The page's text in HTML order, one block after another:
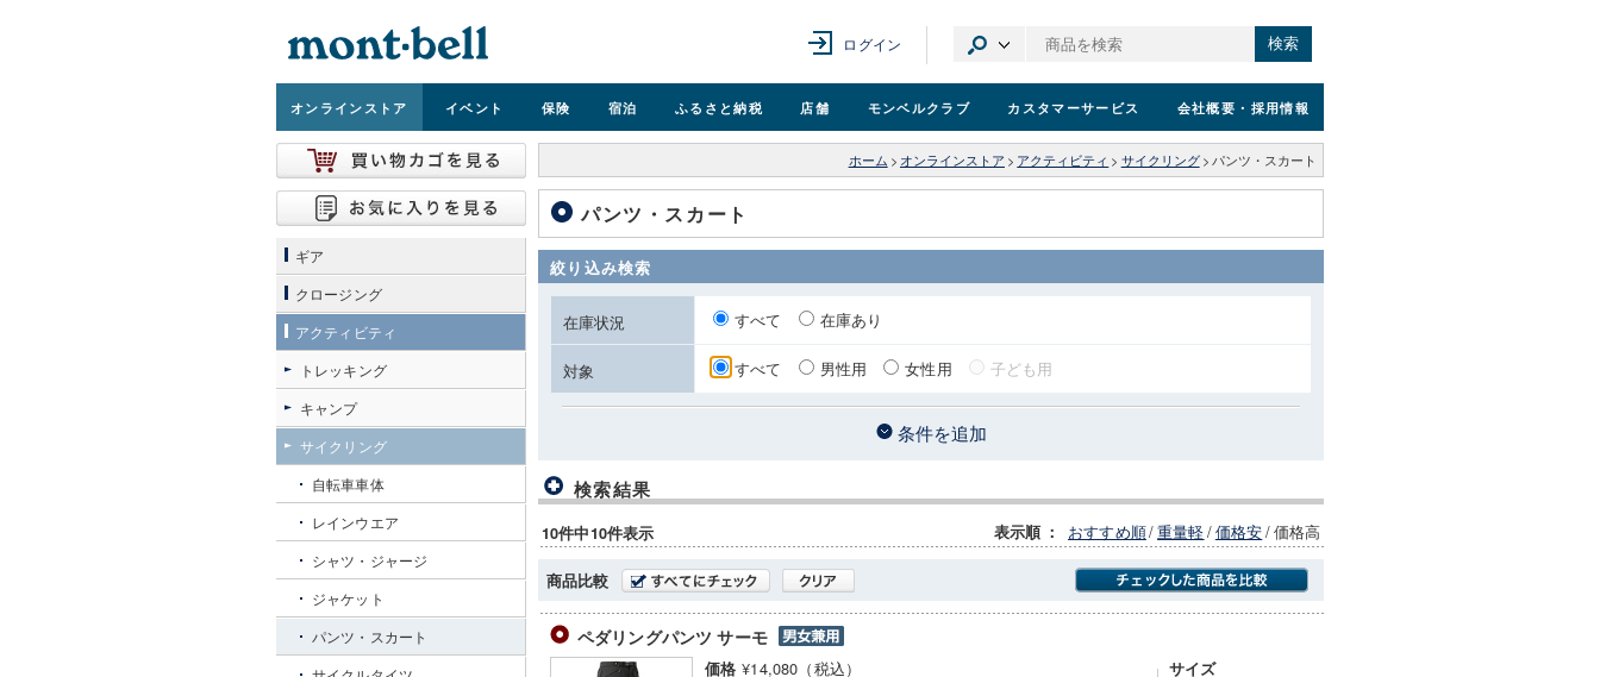
ログイン 検索
オンラインストア イベント 保険 宿泊 ふるさと納税 店舗 モンベルクラブ カスタマーサービス 会社概要 ・採用情報
ホーム > オンラインストア > アクティビティ > サイクリング > パンツ・スカート
パンツ・スカート
絞り込み検索
在庫状況 すべて 在庫あり
対象 すべて 男性用 女性用 子ども用
条件を追加
検索結果
10件中10件表示 表示順 ： おすすめ順/重量軽/価格安/価格高
商品比較
ペダリングパンツ サーモ
価格 ¥14,080（税込） サイズ
ギア
クロージング
アクティビティ
トレッキング
キャンプ
サイクリング
自転車車体
レインウエア
シャツ・ジャージ
ジャケット
パンツ・スカート